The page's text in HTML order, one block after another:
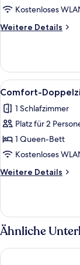
Kostenloses
Weitere Details
Weitere
Zweibettzimmer,
Stadtblick
Alle
Fotos
für
Comfort-
Doppelzimmer
anzeigen
15
Comfort-
1 Schlafzimmer
Platz für 2
1 Queen-Bett
Kostenloses
Weitere Details
Weitere
Doppelzimmer
Ähnliche
Cíes Luxury Suitel